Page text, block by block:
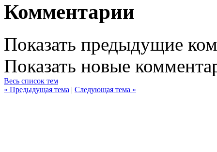
Комментарии
Показать предыдущие
Показать новые
Весь список тем
« Предыдущая тема | Следующая тема »